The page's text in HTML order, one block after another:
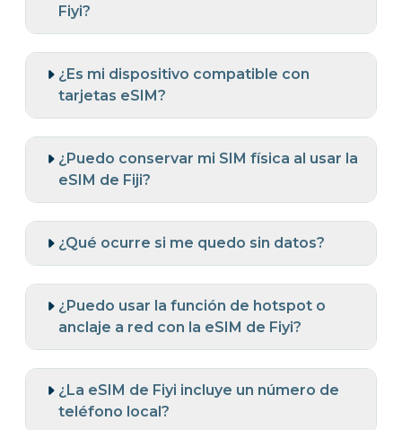
Fiyi?
¿Es mi dispositivo compatible con
tarjetas eSIM?
¿Puedo conservar mi SIM física al usar la
eSIM de Fiji?
¿Qué ocurre si me quedo sin datos?
¿Puedo usar la función de hotspot o
anclaje a red con la eSIM de Fiyi?
¿La eSIM de Fiyi incluye un número de
teléfono local?